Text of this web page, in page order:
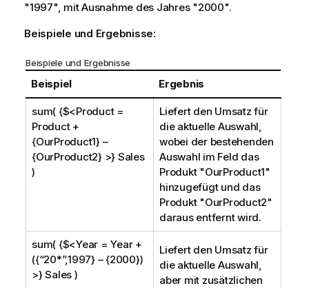
"1997", mit Ausnahme des Jahres "2000".
Beispiele und Ergebnisse:
Beispiele und Ergebnisse
Beispiel Ergebnis
sum( {$<Product =
Product +
{OurProduct1} –
{OurProduct2} >} Sales
)
Liefert den Umsatz für
die aktuelle Auswahl,
wobei der bestehenden
Auswahl im Feld das
Produkt "OurProduct1"
hinzugefügt und das
Produkt "OurProduct2"
daraus entfernt wird.
sum( {$<Year = Year +
({“20*”,1997} – {2000})
>} Sales )
Liefert den Umsatz für
die aktuelle Auswahl,
aber mit zusätzlichen